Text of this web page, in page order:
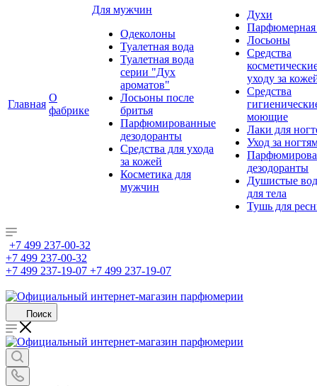
Главная
О
фабрике
Для мужчин
Одеколоны
Туалетная вода
Туалетная вода
серии "Дух
ароматов"
Лосьоны после
бритья
Парфюмированные
дезодоранты
Средства для ухода
за кожей
Косметика для
мужчин
Духи
Парфюмерная
Лосьоны
Средства
уходу за
Средства
моющие
Лаки для
Уход за
дезодоранты
Душистые
для тела
Тушь для
+7 499 237-00-32
+7 499 237-00-32
+7 499 237-19-07 +7 499 237-19-07
Поиск